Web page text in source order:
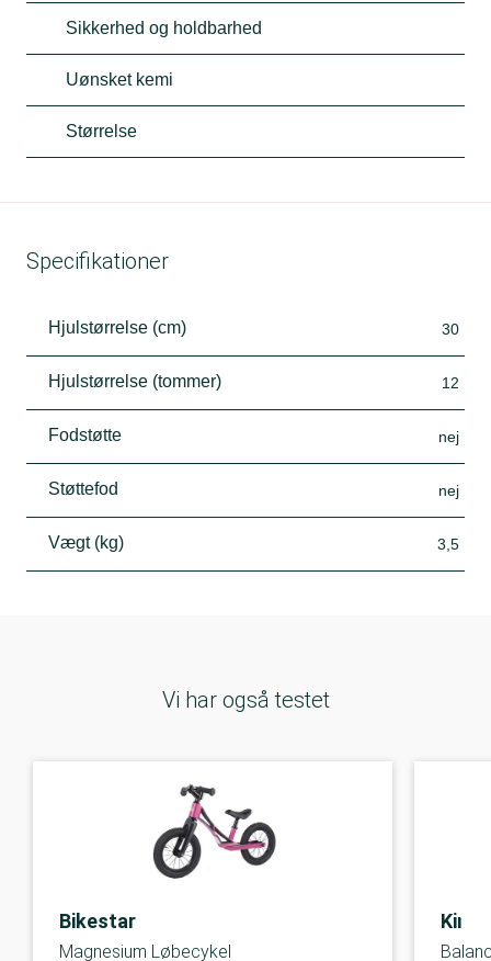
Sikkerhed og holdbarhed
Uønsket kemi
Størrelse
Specifikationer
Hjulstørrelse (cm) 30
Hjulstørrelse (tommer) 12
Fodstøtte nej
Støttefod nej
Vægt (kg) 3,5
Vi har også testet
Bikestar
Magnesium Løbecykel